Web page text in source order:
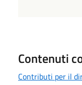
Contenuti
Contributi per il